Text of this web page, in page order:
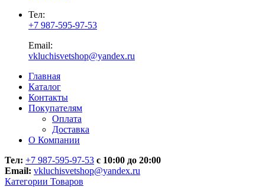
Тел:
+7 987-595-97-53
Email:
vkluchisvetshop@yandex.ru
Главная
Каталог
Контакты
Покупателям
Оплата
Доставка
О Компании
Тел: +7 987-595-97-53 с 10:00 до 20:00
Email: vkluchisvetshop@yandex.ru
Категории Товаров